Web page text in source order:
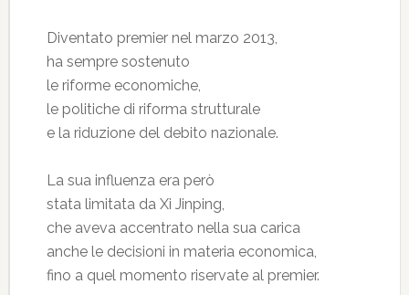
Diventato premier nel marzo 2013,
ha sempre sostenuto
le riforme economiche,
le politiche di riforma strutturale
e la riduzione del debito nazionale.
La sua influenza era però
stata limitata da Xi Jinping,
che aveva accentrato nella sua carica
anche le decisioni in materia economica,
fino a quel momento riservate al premier.